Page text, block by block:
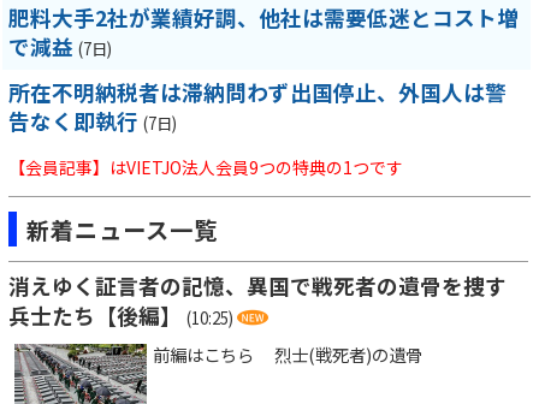
肥料大手2社が業績好調、他社は需要低迷とコスト増
で減益 (7日)
所在不明納税者は滞納問わず出国停止、外国人は警
告なく即執行 (7日)
【会員記事】はVIETJO法人会員9つの特典の1つです
新着ニュース一覧
消えゆく証言者の記憶、異国で戦死者の遺骨を捜す
兵士たち【後編】
(10:25)
前編はこちら 烈士(戦死者)の遺骨